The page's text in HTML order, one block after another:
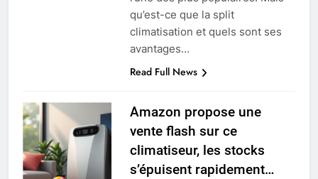
qu’est-ce que la split
climatisation et quels sont ses
avantages…
Read Full News
Amazon propose une
vente flash sur ce
climatiseur, les stocks
s’épuisent rapidement…